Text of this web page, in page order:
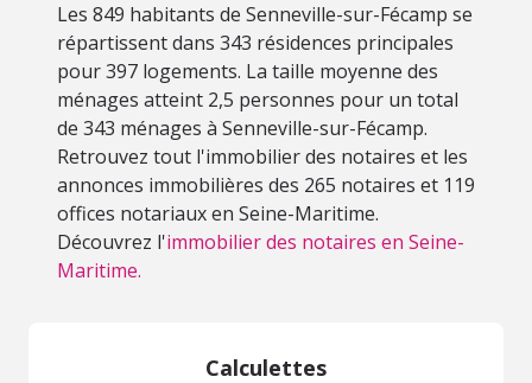
Les 849 habitants de Senneville-sur-Fécamp se
répartissent dans 343 résidences principales
pour 397 logements. La taille moyenne des
ménages atteint 2,5 personnes pour un total
de 343 ménages à Senneville-sur-Fécamp.
Retrouvez tout l'immobilier des notaires et les
annonces immobilières des 265 notaires et 119
offices notariaux en Seine-Maritime.
Découvrez l'immobilier des notaires en Seine-
Maritime.
Calculettes